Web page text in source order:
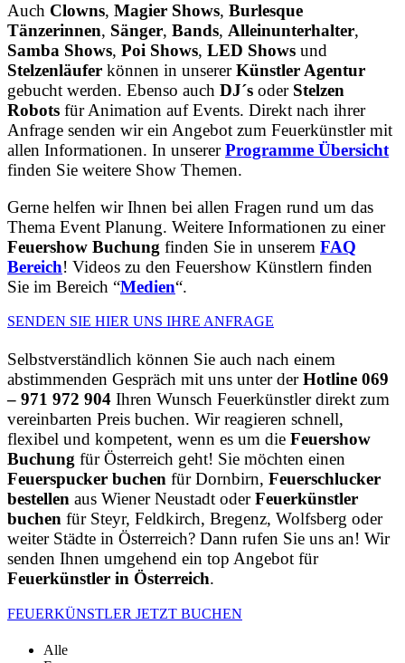
Auch Clowns, Magier Shows, Burlesque
Tänzerinnen, Sänger, Bands, Alleinunterhalter,
Samba Shows, Poi Shows, LED Shows und
Stelzenläufer können in unsererKünstler Agentur
gebucht werden. Ebenso auch DJ´s oder Stelzen
Robots für Animation auf Events. Direkt nach ihrer
Anfrage senden wir ein Angebot zum Feuerkünstler mit
allen Informationen. In unsererProgramme Übersicht
finden Sie weitere Show Themen.
Gerne helfen wir Ihnen bei allen Fragen rund um das
Thema Event Planung. Weitere Informationen zu einer
Feuershow Buchung finden Sie in unserem FAQ
Bereich! Videos zu den Feuershow Künstlern finden
Sie im Bereich “Medien“.
SENDEN SIE HIER UNS IHRE ANFRAGE
Selbstverständlich können Sie auch nach einem
abstimmenden Gespräch mit uns unter derHotline 069
– 971 972 904 Ihren Wunsch Feuerkünstler direkt zum
vereinbarten Preis buchen. Wir reagieren schnell,
flexibel und kompetent, wenn es um die Feuershow
Buchung für Österreich geht! Sie möchten einen
Feuerspucker buchen für Dornbirn, Feuerschlucker
bestellen aus Wiener Neustadt oderFeuerkünstler
buchen für Steyr, Feldkirch, Bregenz, Wolfsberg oder
weiter Städte in Österreich? Dann rufen Sie uns an! Wir
senden Ihnen umgehend ein top Angebot für
Feuerkünstler in Österreich.
FEUERKÜNSTLER JETZT BUCHEN
Alle